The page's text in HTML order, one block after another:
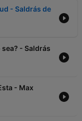
- Saldrás de
- Saldrás
- Max